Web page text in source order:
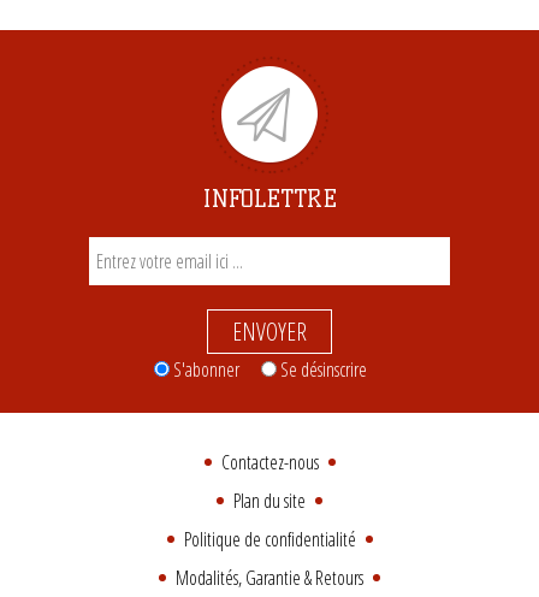
INFOLETTRE
ENVOYER
S'abonner Se désinscrire
Contactez-nous
Plan du site
Politique de confidentialité
Modalités, Garantie & Retours